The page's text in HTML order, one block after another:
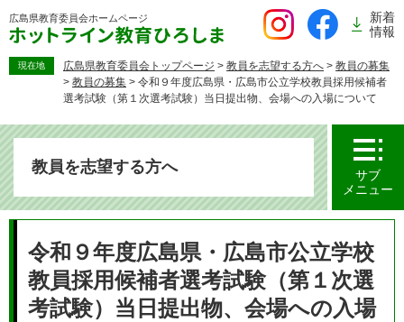
ー
で
す。
広島県教育委員会ホームページ
新着
情報
現在地 広島県教育委員会トップページ > 教員を志望する方へ > 教員の募集
> 教員の募集 > 令和９年度広島県・広島市公立学校教員採用候補者
選考試験（第１次選考試験）当日提出物、会場への入場について
教員を志望する方へ
サブ
メニュー
令和９年度広島県・広島市公立学校
教員採用候補者選考試験（第１次選
考試験）当日提出物、会場への入場